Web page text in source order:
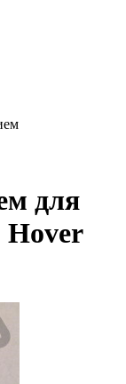
для
Hover